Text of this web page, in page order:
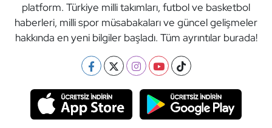
platform. Türkiye milli takımları, futbol ve basketbol
haberleri, milli spor müsabakaları ve güncel gelişmeler
hakkında en yeni bilgiler başladı. Tüm ayrıntılar burada!